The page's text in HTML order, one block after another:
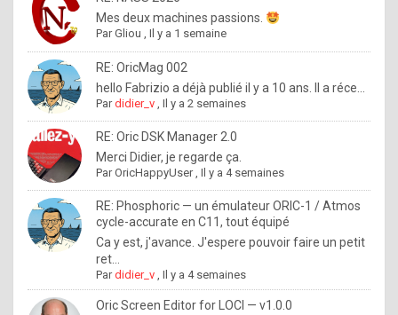
b
y
o
l
e
x
.
I
f
y
o
Mes deux machines passions.
ParGliou ,Il y a 1 semaine
RE: OricMag 002
hello Fabrizio a déjà publié il y a 10 ans. Il a réce...
Pardidier_v ,Il y a 2 semaines
RE: Oric DSK Manager 2.0
Merci Didier, je regarde ça.
ParOricHappyUser,Il y a 4 semaines
RE: Phosphoric — un émulateur ORIC-1 / Atmos
cycle-accurate en C11, tout équipé
Ca y est, j'avance. J'espere pouvoir faire un petit
ret...
Pardidier_v ,Il y a 4 semaines
Oric Screen Editor for LOCI — v1.0.0